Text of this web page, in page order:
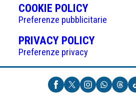
COOKIE POLICY(APRE
IN
UNA
NUOVA
Preferenze pubblicitarie
PRIVACY POLICY(APRE
UNA
NUOVA
SCHEDA)
Preferenze privacy